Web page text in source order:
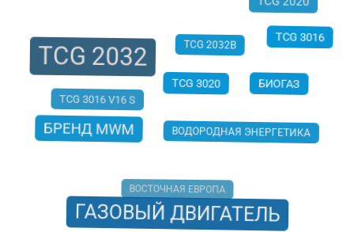
TCG 2020
TCG 2032 TCG 3016
TCG 3016 V16 S
TCG 3020
БИОГАЗ
БРЕНД MWM
ВОДОРОДНАЯ ЭНЕРГЕТИКА
ВОСТОЧНАЯ ЕВРОПА
ГАЗОВЫЙ ДВИГАТЕЛЬ